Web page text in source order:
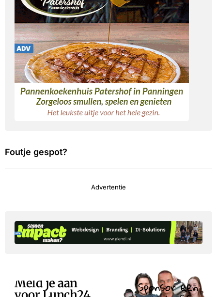
Foutje gespot?
Advertentie
Meld je aan Sponsor een